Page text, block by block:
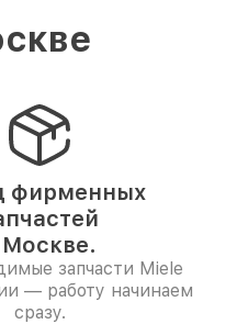
фирменных
Москве.
запчасти Miele
— работу начинаем
сразу.